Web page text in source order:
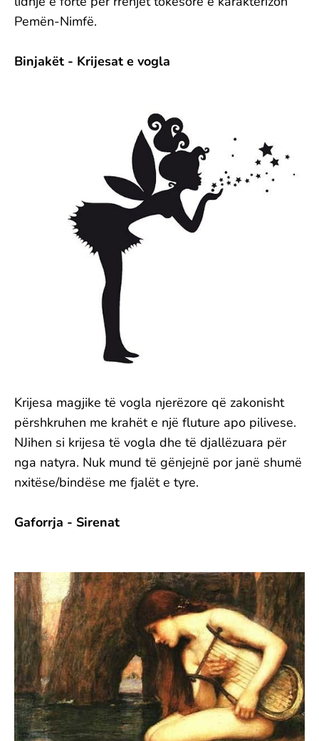
Pemën-Nimfë.
Binjakët - Krijesat e vogla
Krijesa magjike të vogla njerëzore që zakonisht
përshkruhen me krahët e një fluture apo pilivese.
NJihen si krijesa të vogla dhe të djallëzuara për
nga natyra. Nuk mund të gënjejnë por janë shumë
nxitëse/bindëse me fjalët e tyre.
Gaforrja - Sirenat